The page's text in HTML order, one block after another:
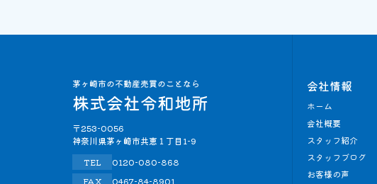
〒253-0056
神奈川県茅ヶ崎市共恵１丁目1-9
TEL
0120-080-868
FAX
0467-84-8901
会社情報
ホーム
会社概要
スタッフ紹介
スタッフブログ
お客様の声